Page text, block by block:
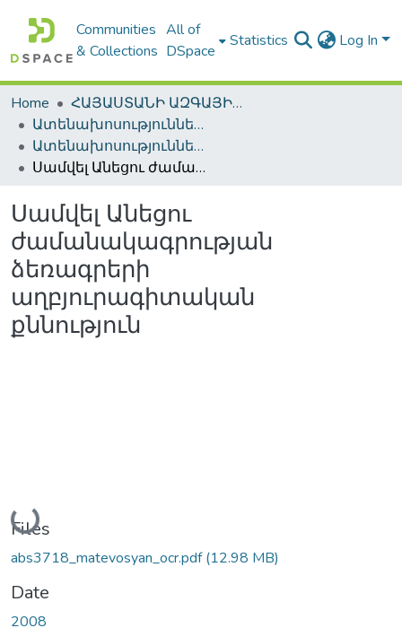
Communities
& Collections
All of
DSpace
Statistics Log In
Home
ՀԱՅԱՍՏԱՆԻ ԱԶԳԱՅԻՆ ԳՐԱԴԱՐԱՆԻ ԹՎԱՅԻՆ ՊԱՀՈՑ / DIGITAL REPOSITORY OF NLA
Ատենախոսություններ և սեղմագրեր / Theses & Abstracts
Ատենախոսություններ և սեղմագրեր / Theses & Abstracts
Սամվել Անեցու ժամանակագրության ձեռագրերի աղբյուրագիտական քննություն
Սամվել Անեցու
ժամանակագրության
ձեռագրերի
աղբյուրագիտական
քննություն
Loading...
Files
abs3718_matevosyan_ocr.pdf(12.98 MB)
Date
2008